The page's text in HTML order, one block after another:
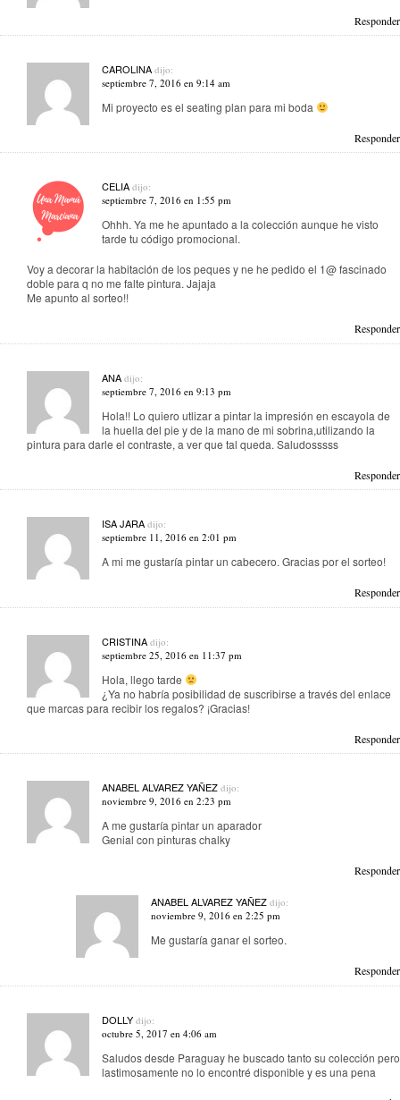
Responder
CAROLINA dijo:
septiembre 7, 2016 en 9:14 am
Mi proyecto es el seating plan para mi boda
Responder
CELIA dijo:
septiembre 7, 2016 en 1:55 pm
Ohhh. Ya me he apuntado a la colección aunque he visto
tarde tu código promocional.
Voy a decorar la habitación de los peques y ne he pedido el 1@ fascinado
doble para q no me falte pintura. Jajaja
Me apunto al sorteo!!
Responder
ANA dijo:
septiembre 7, 2016 en 9:13 pm
Hola!! Lo quiero utlizar a pintar la impresión en escayola de
la huella del pie y de la mano de mi sobrina,utilizando la
pintura para darle el contraste, a ver que tal queda. Saludosssss
Responder
ISA JARA dijo:
septiembre 11, 2016 en 2:01 pm
A mi me gustaría pintar un cabecero. Gracias por el sorteo!
Responder
CRISTINA dijo:
septiembre 25, 2016 en 11:37 pm
Hola, llego tarde
¿Ya no habría posibilidad de suscribirse a través del enlace
que marcas para recibir los regalos? ¡Gracias!
Responder
ANABEL ALVAREZ YAÑEZ dijo:
noviembre 9, 2016 en 2:23 pm
A me gustaría pintar un aparador
Genial con pinturas chalky
Responder
ANABEL ALVAREZ YAÑEZ dijo:
noviembre 9, 2016 en 2:25 pm
Me gustaría ganar el sorteo.
Responder
DOLLY dijo:
octubre 5, 2017 en 4:06 am
Saludos desde Paraguay he buscado tanto su colección pero
lastimosamente no lo encontré disponible y es una pena